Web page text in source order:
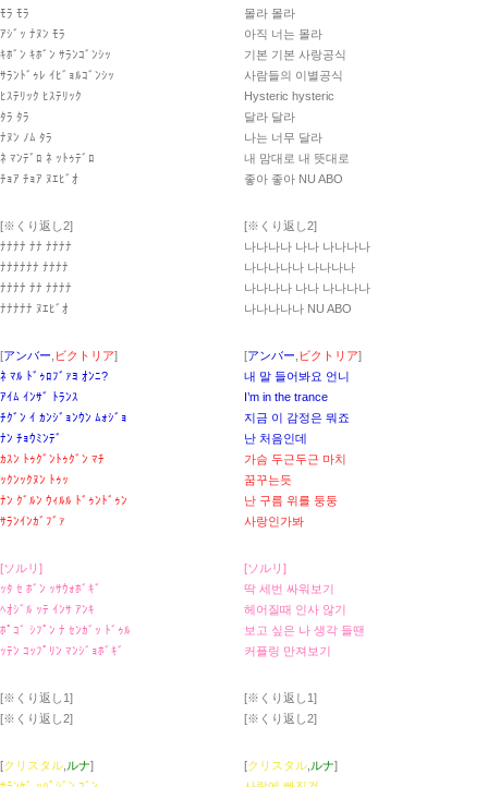
ﾓﾗ ﾓﾗ
ｱｼﾞｯ ﾅﾇﾝ ﾓﾗ
ｷﾎﾞﾝ ｷﾎﾞﾝ ｻﾗﾝｺﾞﾝｼｯ
ｻﾗﾝﾄﾞｩﾚ ｲﾋﾞｮﾙｺﾞﾝｼｯ
ﾋｽﾃﾘｯｸ ﾋｽﾃﾘｯｸ
ﾀﾗ ﾀﾗ
ﾅﾇﾝ ﾉﾑ ﾀﾗ
ﾈ ﾏﾝﾃﾞﾛ ﾈ ｯﾄｩﾃﾞﾛ
ﾁｮｱ ﾁｮｱ ﾇｴﾋﾞｵ
[※くり返し2]
ﾅﾅﾅﾅ ﾅﾅ ﾅﾅﾅﾅ
ﾅﾅﾅﾅﾅﾅ ﾅﾅﾅﾅ
ﾅﾅﾅﾅ ﾅﾅ ﾅﾅﾅﾅ
ﾅﾅﾅﾅﾅ ﾇｴﾋﾞｵ
[アンバー ビクトリア]
ﾈ ﾏﾙ ﾄﾞｩﾛﾌﾞｧﾖ ｵﾝﾆ?
ｱｲﾑ ｲﾝｻﾞ ﾄﾗﾝｽ
ﾁｸﾞﾝ ｲ ｶﾝｼﾞｮﾝｳﾝ ﾑｫｼﾞｮ
ﾅﾝ ﾁｮｳﾐﾝﾃﾞ
ｶｽﾝ ﾄｩｸﾞﾝﾄｩｸﾞﾝ ﾏﾁ
ｯｸﾝｯｸﾇﾝ ﾄｩｯ
ﾅﾝ ｸﾞﾙﾝ ｳｨﾙﾙ ﾄﾞｩﾝﾄﾞｩﾝ
ｻﾗﾝｲﾝｶﾞﾌﾞｧ
[ソルリ]
ｯﾀ ｾ ﾎﾞﾝ ｯｻｳｫﾎﾞｷﾞ
ﾍｵｼﾞﾙ ｯﾃ ｲﾝｻ ｱﾝｷ
ﾎﾟｺﾞ ｼﾌﾟﾝ ﾅ ｾﾝｶﾞｯ ﾄﾞｩﾙ
ｯﾃﾝ ｺｯﾌﾟﾘﾝ ﾏﾝｼﾞｮﾎﾞｷﾞ
[※くり返し1]
[※くり返し2]
[クリスタル ルナ]
몰라 몰라
아직 너는 몰라
기본 기본 사랑공식
사람들의 이별공식
Hysteric hysteric
달라 달라
나는 너무 달라
내 맘대로 내 뜻대로
좋아 좋아 NU ABO
[※くり返し2]
나나나나 나나 나나나나
나나나나나 나나나나
나나나나 나나 나나나나
나나나나나 NU ABO
[アンバー ビクトリア]
내 말 들어봐요 언니
I’m in the trance
지금 이 감정은 뭐죠
난 처음인데
가슴 두근두근 마치
꿈꾸는듯
난 구름 위를 둥둥
사랑인가봐
[ソルリ]
딱 세번 싸워보기
헤어질때 인사 않기
보고 싶은 나 생각 들땐
커플링 만져보기
[※くり返し1]
[※くり返し2]
[クリスタル ルナ]